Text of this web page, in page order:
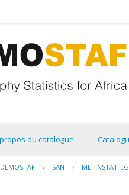
du catalogue
› SAN › MLI-INSTAT-